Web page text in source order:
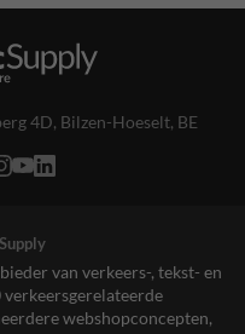
4D, Bilzen-Hoeselt, BE
van verkeers-, tekst- en
webshopconcepten,